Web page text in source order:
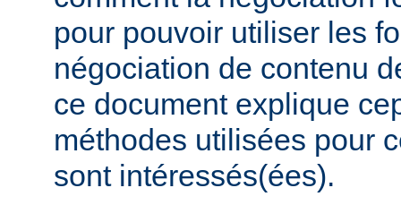
pour pouvoir utiliser les
négociation de contenu
ce document explique
méthodes utilisées pour
sont intéressés(ées).